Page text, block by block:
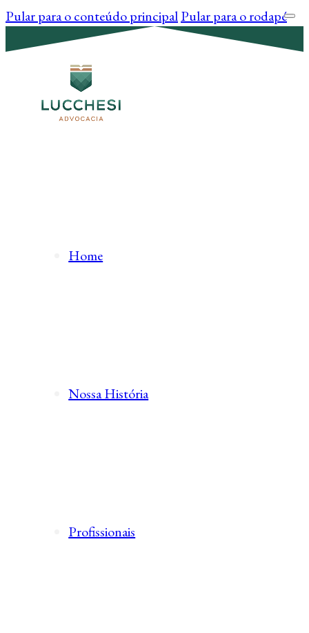
Pular para o conteúdo principalPular para o rodapé
Home
Nossa História
Profissionais